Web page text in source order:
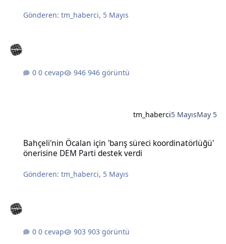
Gönderen:tm_haberci, 5 Mayıs
0 cevap 946 görüntü
tm_haberci5 MayısMay 5
Bahçeli'nin Öcalan için 'barış süreci koordinatörlüğü'
önerisine DEM Parti destek verdi
Gönderen:tm_haberci, 5 Mayıs
0 cevap 903 görüntü